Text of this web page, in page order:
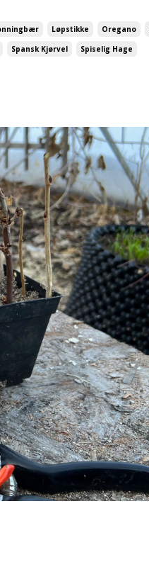
Løpstikke Oregano
Spansk Kjørvel
Spiselig Hage